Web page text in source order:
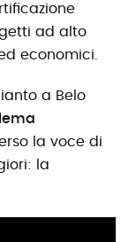
ad alto
economici.
a Belo
la voce di
la